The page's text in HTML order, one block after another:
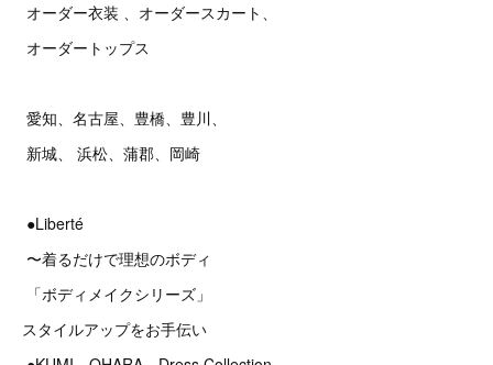
オーダー衣装 、オーダースカート、
オーダートップス
愛知、名古屋、豊橋、豊川、
新城、 浜松、蒲郡、岡崎
●Liberté
〜着るだけで理想のボディ
「ボディメイクシリーズ」
スタイルアップをお手伝い